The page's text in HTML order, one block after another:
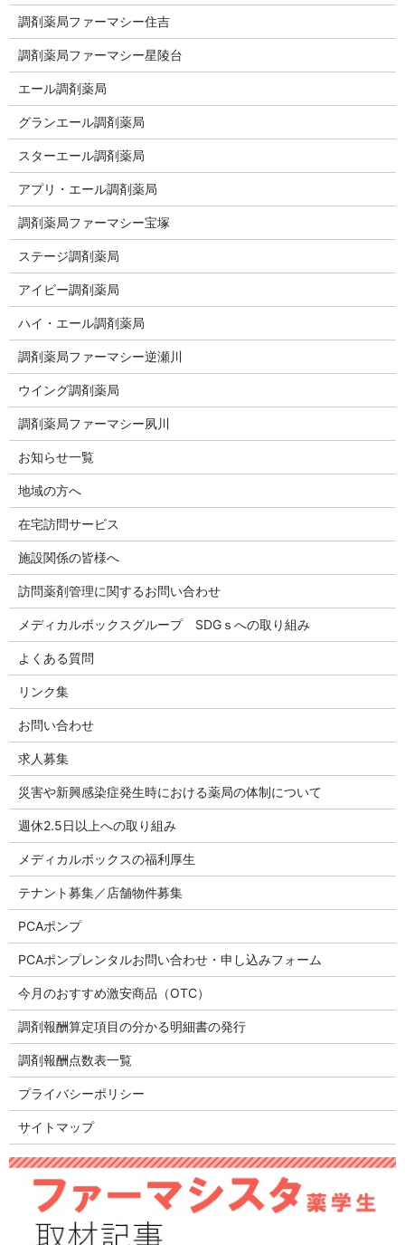
調剤薬局ファーマシー住吉
調剤薬局ファーマシー星陵台
エール調剤薬局
グランエール調剤薬局
スターエール調剤薬局
アプリ・エール調剤薬局
調剤薬局ファーマシー宝塚
ステージ調剤薬局
アイビー調剤薬局
ハイ・エール調剤薬局
調剤薬局ファーマシー逆瀬川
ウイング調剤薬局
調剤薬局ファーマシー夙川
お知らせ一覧
地域の方へ
在宅訪問サービス
施設関係の皆様へ
訪問薬剤管理に関するお問い合わせ
メディカルボックスグループ SDGｓへの取り組み
よくある質問
リンク集
お問い合わせ
求人募集
災害や新興感染症発生時における薬局の体制について
週休2.5日以上への取り組み
メディカルボックスの福利厚生
テナント募集／店舗物件募集
PCAポンプ
PCAポンプレンタルお問い合わせ・申し込みフォーム
今月のおすすめ激安商品（OTC）
調剤報酬算定項目の分かる明細書の発行
調剤報酬点数表一覧
プライバシーポリシー
サイトマップ